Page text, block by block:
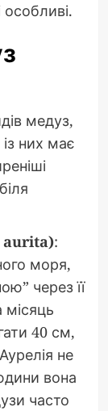
особливі.
медуз,
них має
aurita):
моря,
через її
40 см,
не
вона
часто